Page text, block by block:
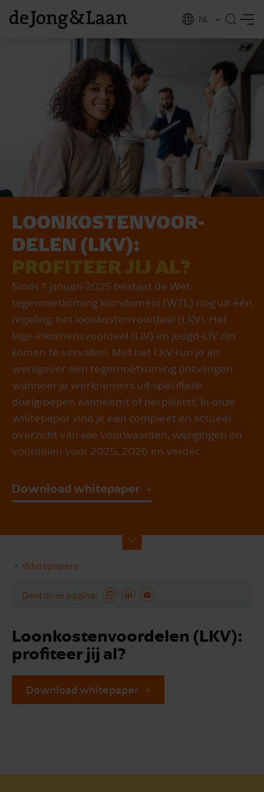
NL
EN
LOON­KOS­TEN­VOOR­
DELEN (LKV):
PROFITEER JIJ AL?
Sinds 1 januari 2025 bestaat de Wet
tegemoetkoming loondomein (WTL) nog uit één
regeling: het loonkostenvoordeel (LKV). Het
lage‑inkomensvoordeel (LIV) en jeugd-LIV zijn
komen te vervallen. Met het LKV kun je als
werkgever een tegemoetkoming ontvangen
wanneer je werknemers uit specifieke
doelgroepen aanneemt of herplaatst. In onze
whitepaper vind je een compleet en actueel
overzicht van alle voorwaarden, wijzigingen en
voordelen voor 2025, 2026 en verder.
Download whitepaper
Whitepapers
Deel deze pagina
Loonkostenvoordelen (LKV):
profiteer jij al?
Download whitepaper